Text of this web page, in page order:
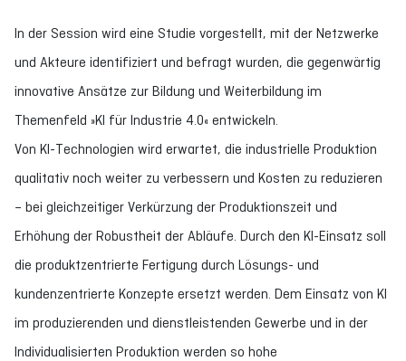
In der Session wird eine Studie vorgestellt, mit der Netzwerke
und Akteure identifiziert und befragt wurden, die gegenwärtig
innovative Ansätze zur Bildung und Weiterbildung im
Themenfeld »KI für Industrie 4.0« entwickeln.
Von KI-Technologien wird erwartet, die industrielle Produktion
qualitativ noch weiter zu verbessern und Kosten zu reduzieren
– bei gleichzeitiger Verkürzung der Produktionszeit und
Erhöhung der Robustheit der Abläufe. Durch den KI-Einsatz soll
die produktzentrierte Fertigung durch Lösungs- und
kundenzentrierte Konzepte ersetzt werden. Dem Einsatz von KI
im produzierenden und dienstleistenden Gewerbe und in der
Individualisierten Produktion werden so hohe